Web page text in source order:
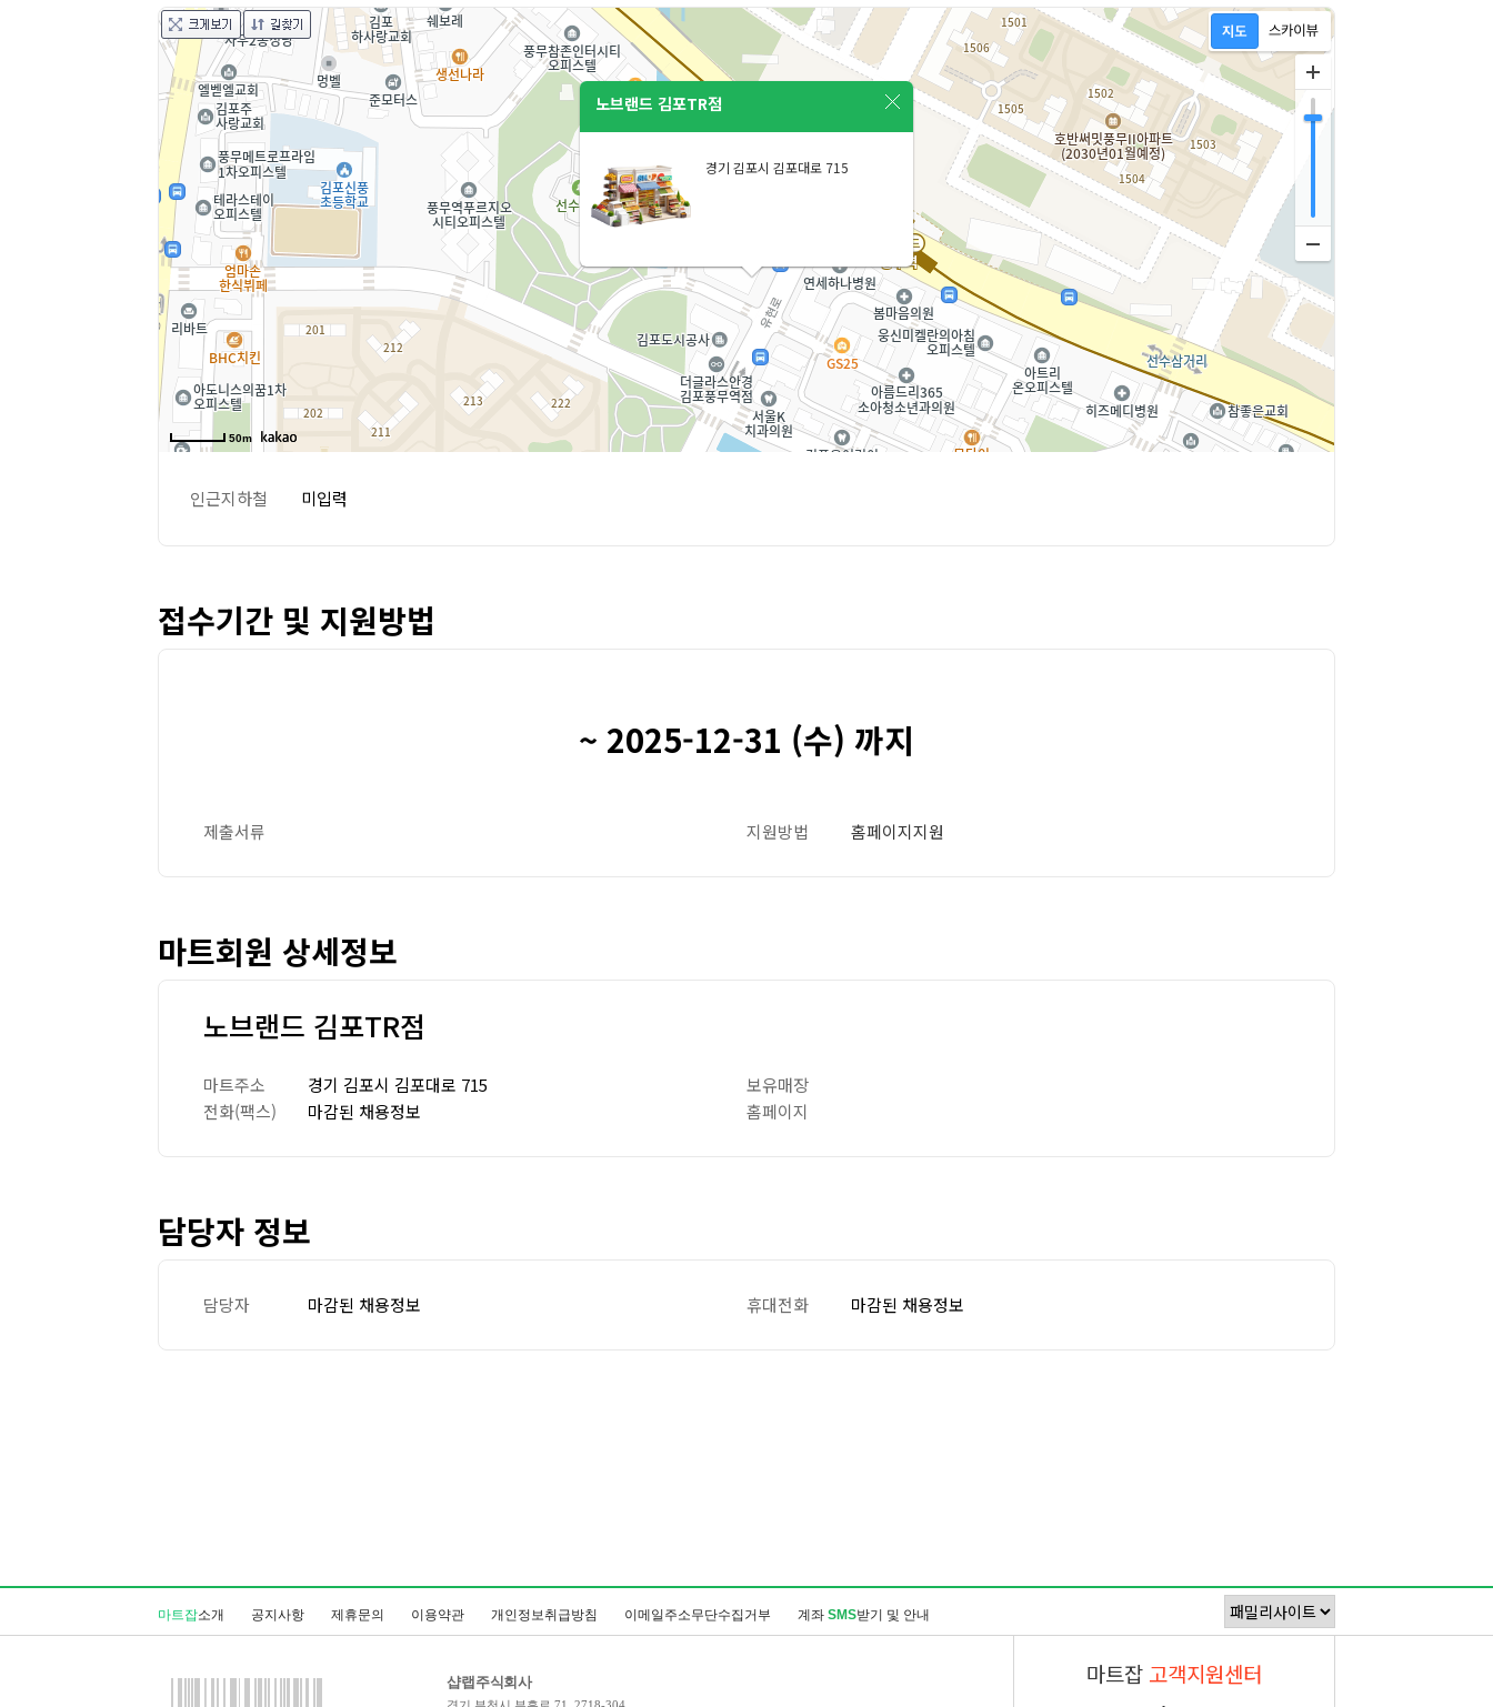
노브랜드 김포TR점
경기 김포시 김포대로 715
50m
인근지하철 미입력
접수기간 및 지원방법
~ 2025-12-31 (수) 까지
제출서류 지원방법 홈페이지지원
마트회원 상세정보
노브랜드 김포TR점
마트주소 경기 김포시 김포대로 715
보유매장
전화(팩스)
마감된 채용정보 홈페이지
담당자 정보
담당자 마감된 채용정보 휴대전화 마감된 채용정보
마트잡소개 공지사항 제휴문의 이용약관 개인정보취급방침 이메일주소무단수집거부 계좌 SMS받기 및 안내
샵랩주식회사 마트잡 고객지원센터